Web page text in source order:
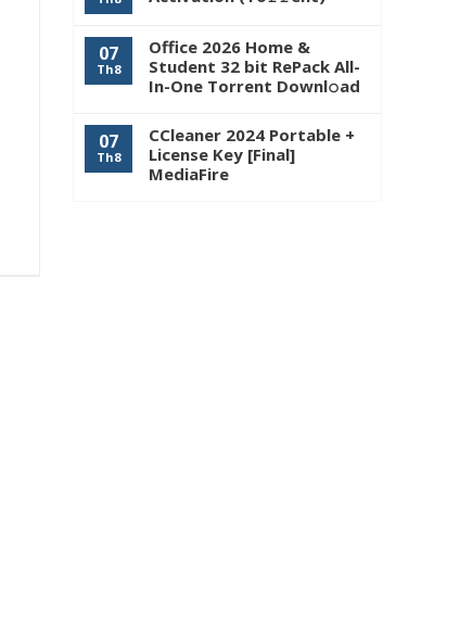
07
Th8
Office 2026 Home &
Student 32 bit RePack All-
In-One Torrent Downl𝚘аd
07
Th8
CCleaner 2024 Portable +
License Key [Final]
MediaFire